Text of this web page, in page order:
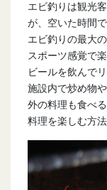
エビ釣りは観光
が、空いた時間
エビ釣りの最大
スポーツ感覚で
ビールを飲んで
施設内で炒め物
外の料理も食べ
料理を楽しむ方法